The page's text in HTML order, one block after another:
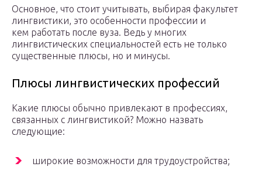
Основное, что стоит учитывать, выбирая факультет
лингвистики, это особенности профессии и
кем работать после вуза. Ведь у многих
лингвистических специальностей есть не только
существенные плюсы, но и минусы.
Плюсы лингвистических профессий
Какие плюсы обычно привлекают в профессиях,
связанных с лингвистикой? Можно назвать
следующие:
широкие возможности для трудоустройства;